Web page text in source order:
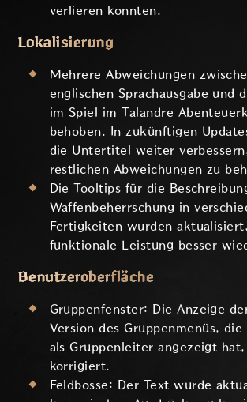
verlieren konnten.
Lokalisierung
Mehrere Abweichungen
englischen Sprachausgabe und
im Spiel im Talandre
behoben. In zukünftigen
die Untertitel weiter
restlichen Abweichungen zu
Die Tooltips für die
Waffenbeherrschung in
Fertigkeiten wurden
funktionale Leistung besser
Benutzeroberfläche
Gruppenfenster: Die Anzeige
Version des Gruppenmenüs,
als Gruppenleiter angezeigt
korrigiert.
Feldbosse: Der Text wurde